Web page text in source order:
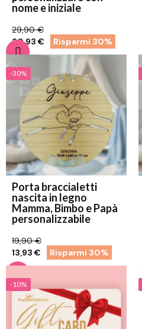
nome e iniziale
29,90 €
20,93 €
Risparmi 30%
-30%
Porta braccialetti
nascita in legno
Mamma, Bimbo e Papà
personalizzabile
19,90 €
13,93 €
Risparmi 30%
-10%